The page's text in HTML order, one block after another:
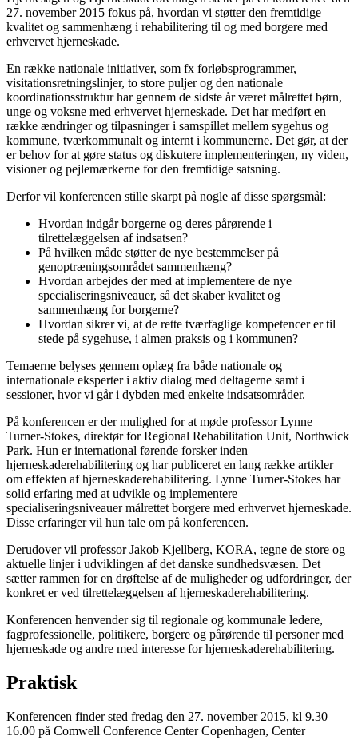
27. november 2015 fokus på, hvordan vi støtter den fremtidige
kvalitet og sammenhæng i rehabilitering til og med borgere med
erhvervet hjerneskade.
En række nationale initiativer, som fx forløbsprogrammer,
visitationsretningslinjer, to store puljer og den nationale
koordinationsstruktur har gennem de sidste år været målrettet børn,
unge og voksne med erhvervet hjerneskade. Det har medført en
række ændringer og tilpasninger i samspillet mellem sygehus og
kommune, tværkommunalt og internt i kommunerne. Det gør, at der
er behov for at gøre status og diskutere implementeringen, ny viden,
visioner og pejlemærkerne for den fremtidige satsning.
Derfor vil konferencen stille skarpt på nogle af disse spørgsmål:
Hvordan indgår borgerne og deres pårørende i
tilrettelæggelsen af indsatsen?
På hvilken måde støtter de nye bestemmelser på
genoptræningsområdet sammenhæng?
Hvordan arbejdes der med at implementere de nye
specialiseringsniveauer, så det skaber kvalitet og
sammenhæng for borgerne?
Hvordan sikrer vi, at de rette tværfaglige kompetencer er til
stede på sygehuse, i almen praksis og i kommunen?
Temaerne belyses gennem oplæg fra både nationale og
internationale eksperter i aktiv dialog med deltagerne samt i
sessioner, hvor vi går i dybden med enkelte indsatsområder.
På konferencen er der mulighed for at møde professor Lynne
Turner-Stokes, direktør for Regional Rehabilitation Unit, Northwick
Park. Hun er international førende forsker inden
hjerneskaderehabilitering og har publiceret en lang række artikler
om effekten af hjerneskaderehabilitering. Lynne Turner-Stokes har
solid erfaring med at udvikle og implementere
specialiseringsniveauer målrettet borgere med erhvervet hjerneskade.
Disse erfaringer vil hun tale om på konferencen.
Derudover vil professor Jakob Kjellberg, KORA, tegne de store og
aktuelle linjer i udviklingen af det danske sundhedsvæsen. Det
sætter rammen for en drøftelse af de muligheder og udfordringer, der
konkret er ved tilrettelæggelsen af hjerneskaderehabilitering.
Konferencen henvender sig til regionale og kommunale ledere,
fagprofessionelle, politikere, borgere og pårørende til personer med
hjerneskade og andre med interesse for hjerneskaderehabilitering.
Praktisk
Konferencen finder sted fredag den 27. november 2015, kl 9.30 –
16.00 på Comwell Conference Center Copenhagen, Center